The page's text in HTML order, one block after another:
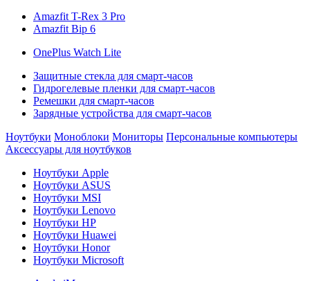
Amazfit T-Rex 3 Pro
Amazfit Bip 6
OnePlus Watch Lite
Защитные стекла для смарт-часов
Гидрогелевые пленки для смарт-часов
Ремешки для смарт-часов
Зарядные устройства для смарт-часов
Ноутбуки Моноблоки Мониторы Персональные компьютеры
Аксессуары для ноутбуков
Ноутбуки Apple
Ноутбуки ASUS
Ноутбуки MSI
Ноутбуки Lenovo
Ноутбуки HP
Ноутбуки Huawei
Ноутбуки Honor
Ноутбуки Microsoft